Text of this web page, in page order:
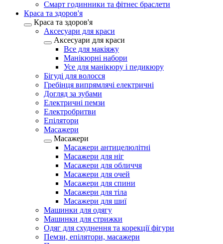
Смарт годинники та фітнес браслети
Краса та здоров'я
Краса та здоров'я
Аксесуари для краси
Аксесуари для краси
Все для макіяжу
Манікюрні набори
Усе для манікюру і педикюру
Бігуді для волосся
Гребінця випрямлячі електричні
Догляд за зубами
Електричні пемзи
Електробритви
Епілятори
Масажери
Масажери
Масажери антицелюлітні
Масажери для ніг
Масажери для обличчя
Масажери для очей
Масажери для спини
Масажери для тіла
Масажери для шиї
Машинки для одягу
Машинки для стрижки
Одяг для схуднення та корекції фігури
Пемзи, епілятори, масажери